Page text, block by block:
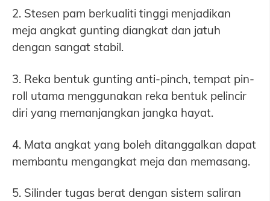
2. Stesen pam berkualiti tinggi menjadikan
meja angkat gunting diangkat dan jatuh
dengan sangat stabil.
3. Reka bentuk gunting anti-pinch, tempat pin-
roll utama menggunakan reka bentuk pelincir
diri yang memanjangkan jangka hayat.
4. Mata angkat yang boleh ditanggalkan dapat
membantu mengangkat meja dan memasang.
5. Silinder tugas berat dengan sistem saliran